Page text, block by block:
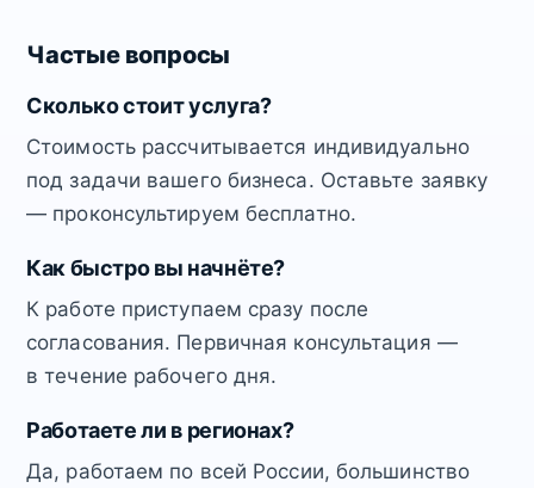
Частые вопросы
Сколько стоит услуга?
Стоимость рассчитывается индивидуально
под задачи вашего бизнеса. Оставьте заявку
— проконсультируем бесплатно.
Как быстро вы начнёте?
К работе приступаем сразу после
согласования. Первичная консультация —
в течение рабочего дня.
Работаете ли в регионах?
Да, работаем по всей России, большинство